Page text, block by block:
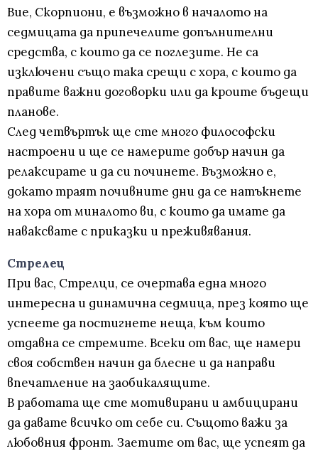
Вие, Скорпиони, е възможно в началото на
седмицата да припечелите допълнителни
средства, с които да се поглезите. Не са
изключени също така срещи с хора, с които да
правите важни договорки или да кроите бъдещи
планове.
След четвъртък ще сте много философски
настроени и ще се намерите добър начин да
релаксирате и да си починете. Възможно е,
докато траят почивните дни да се натъкнете
на хора от миналото ви, с които да имате да
наваксвате с приказки и преживявания.
Стрелец
При вас, Стрелци, се очертава една много
интересна и динамична седмица, през която ще
успеете да постигнете неща, към които
отдавна се стремите. Всеки от вас, ще намери
своя собствен начин да блесне и да направи
впечатление на заобикалящите.
В работата ще сте мотивирани и амбицирани
да давате всичко от себе си. Същото важи за
любовния фронт. Заетите от вас, ще успеят да